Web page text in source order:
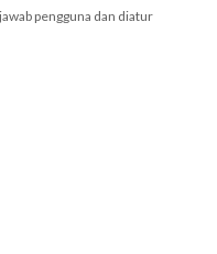
pengguna dan diatur